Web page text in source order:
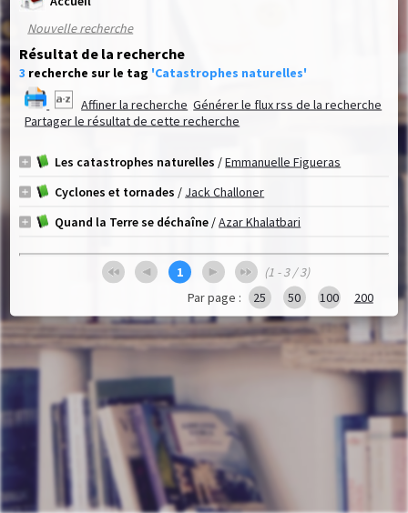
Nouvelle recherche
Résultat de la recherche
3 recherche sur le tag 'Catastrophes naturelles'
Affiner la recherche Générer le flux rss de la recherche
Partager le résultat de cette recherche
Les catastrophes naturelles /Emmanuelle Figueras
Cyclones et tornades / Jack Challoner
Quand la Terre se déchaîne /Azar Khalatbari
1
(1 - 3 / 3)
Par page :
25 50 100 200